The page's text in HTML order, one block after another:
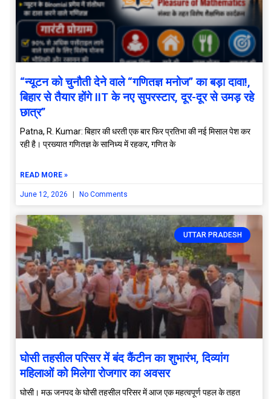
“न्यूटन को चुनौती देने वाले “गणितज्ञ मनोज” का बड़ा दावा!,
बिहार से तैयार होंगे IIT के नए सुपरस्टार, दूर-दूर से उमड़ रहे
छात्र”
Patna, R. Kumar: बिहार की धरती एक बार फिर प्रतिभा की नई मिसाल पेश कर
रही है। प्रख्यात गणितज्ञ के सानिध्य में रहकर, गणित के
READ MORE »
June 12, 2026 No Comments
UTTAR PRADESH
घोसी तहसील परिसर में बंद कैंटीन का शुभारंभ, दिव्यांग
महिलाओं को मिलेगा रोजगार का अवसर
घोसी। मऊ जनपद के घोसी तहसील परिसर में आज एक महत्वपूर्ण पहल के तहत